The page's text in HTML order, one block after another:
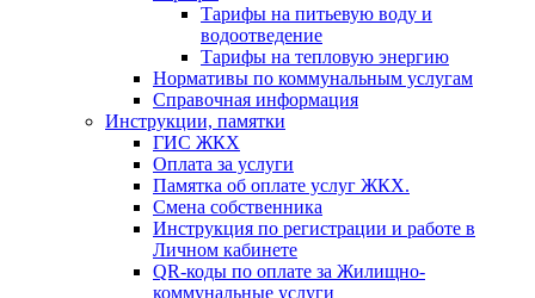
Тарифы на питьевую воду и
водоотведение
Тарифы на тепловую энергию
Нормативы по коммунальным услугам
Справочная информация
Инструкции, памятки
ГИС ЖКХ
Оплата за услуги
Памятка об оплате услуг ЖКХ.
Смена собственника
Инструкция по регистрации и работе в
Личном кабинете
QR-коды по оплате за Жилищно-
коммунальные услуги